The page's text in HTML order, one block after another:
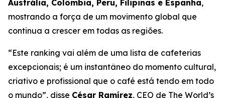
Austrália, Colômbia, Peru, Filipinas e Espanha,
mostrando a força de um movimento global que
continua a crescer em todas as regiões.
“Este ranking vai além de uma lista de cafeterias
excepcionais; é um instantâneo do momento cultural,
criativo e profissional que o café está tendo em todo
o mundo”, disse César Ramírez, CEO de The World’s